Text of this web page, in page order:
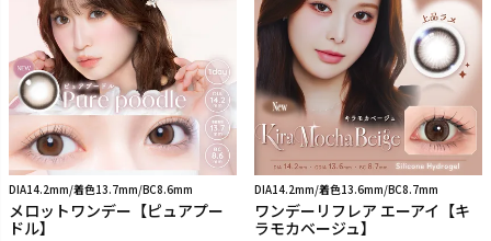
DIA14.2mm/着色13.7mm/BC8.6mm
メロットワンデー【ピュアプー
ドル】
DIA14.2mm/着色13.6mm/BC8.7mm
ワンデーリフレア エーアイ【キ
ラモカベージュ】